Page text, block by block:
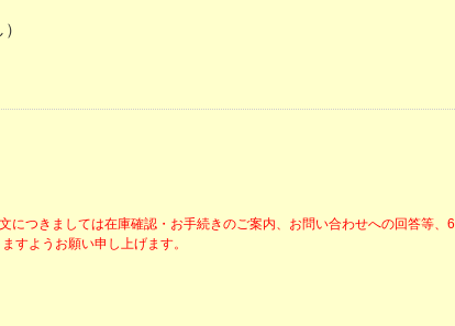
つきましては在庫確認・お手続きのご案内、お問い合わせへの回答等、
すようお願い申し上げます。